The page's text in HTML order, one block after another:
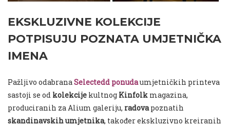
EKSKLUZIVNE KOLEKCIJE
POTPISUJU POZNATA UMJETNIČKA
IMENA
Pažljivo odabranaSelectedd ponudaumjetničkih printeva
sastoji se od kolekcije kultnog Kinfolk magazina,
produciranih za Alium galeriju, radovapoznatih
skandinavskih umjetnika, također ekskluzivno kreiranih